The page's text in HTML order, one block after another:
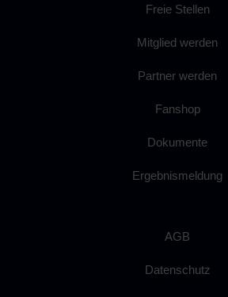
Freie Stellen
Mitglied werden
Partner werden
Fanshop
Dokumente
Ergebnismeldung
AGB
Datenschutz